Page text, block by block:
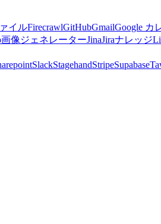
イルFirecrawlGitHubGmailGoogle カ
画像ジェネレーターJinaJiraナレッジ
SlackStagehandStripeSupabase